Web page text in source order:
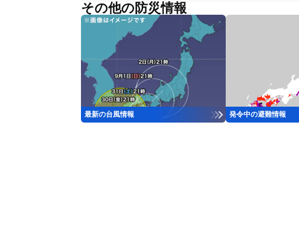
その他の防災情報
最新の台風情報 発令中の避難情報